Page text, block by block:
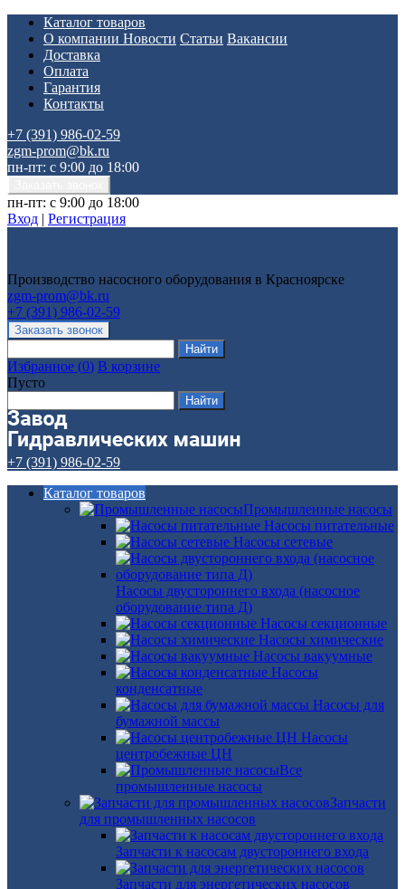
Каталог товаров
О компании Новости Статьи Вакансии
Доставка
Оплата
Гарантия
Контакты
+7 (391) 986-02-59
zgm-prom@bk.ru
пн-пт: с 9:00 до 18:00
пн-пт: с 9:00 до 18:00
Вход | Регистрация
Производство насосного оборудования в Красноярске
zgm-prom@bk.ru
+7 (391) 986-02-59
Избранное (0) В корзине
Пусто
+7 (391) 986-02-59
Каталог товаров
Промышленные насосы
Насосы питательные
Насосы сетевые
Насосы двустороннего входа (насосное
оборудование типа Д)
Насосы секционные
Насосы химические
Насосы вакуумные
Насосы
конденсатные
Насосы для
бумажной массы
Насосы
центробежные ЦН
Все
промышленные насосы
Запчасти
для промышленных насосов
Запчасти к насосам двустороннего входа
Запчасти для энергетических насосов